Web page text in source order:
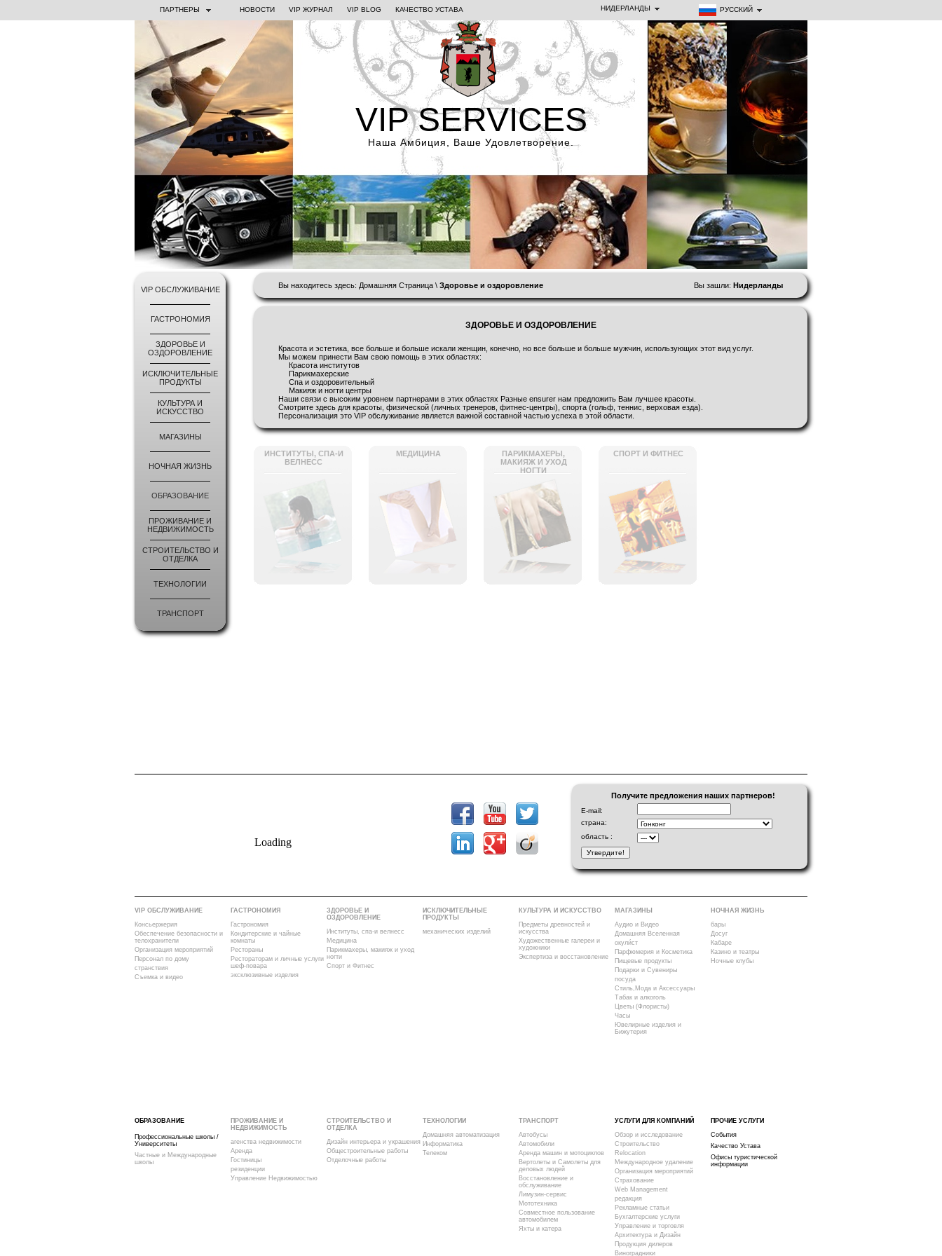
ПАРТНЕРЫ НОВОСТИ VIP ЖУРНАЛ VIP BLOG КАЧЕСТВО УСТАВА РУССКИЙ
НИДЕРЛАНДЫ
VIP SERVICES
Наша Амбиция, Ваше Удовлетворение.
VIP ОБСЛУЖИВАНИЕ
ГАСТРОНОМИЯ
ЗДОРОВЬЕ И
ОЗДОРОВЛЕНИЕ
ИСКЛЮЧИТЕЛЬНЫЕ
ПРОДУКТЫ
КУЛЬТУРА И
ИСКУССТВО
МАГАЗИНЫ
НОЧНАЯ ЖИЗНЬ
ОБРАЗОВАНИЕ
ПРОЖИВАНИЕ И
НЕДВИЖИМОСТЬ
СТРОИТЕЛЬСТВО И
ОТДЕЛКА
ТЕХНОЛОГИИ
ТРАНСПОРТ
Вы зашли: Нидерланды
Вы находитесь здесь: Домашняя Страница \ Здоровье и оздоровление
ЗДОРОВЬЕ И ОЗДОРОВЛЕНИЕ
Красота и эстетика, все больше и больше искали женщин, конечно, но все больше и больше мужчин, использующих этот вид услуг.
Мы можем принести Вам свою помощь в этих областях:
Красота институтов
Парикмахерские
Спа и оздоровительный
Макияж и ногти центры
Наши связи с высоким уровнем партнерами в этих областях Разные ensurer нам предложить Вам лучшее красоты.
Смотрите здесь для красоты, физической (личных тренеров, фитнес-центры), спорта (гольф, теннис, верховая езда).
Персонализация это VIP обслуживание является важной составной частью успеха в этой области.
ИНСТИТУТЫ, СПА-И
ВЕЛНЕСС
МЕДИЦИНА
ПАРИКМАХЕРЫ,
МАКИЯЖ И УХОД
НОГТИ
СПОРТ И ФИТНЕС
Loading
Получите предложения наших партнеров!
E-mail:
страна:
область :
VIP ОБСЛУЖИВАНИЕ
Консьержерия
Обеспечение безопасности и
телохранители
Организация мероприятий
Персонал по дому
странствия
Съемка и видео
ГАСТРОНОМИЯ
Гастрономия
Кондитерские и чайные
комнаты
Рестораны
Рестораторам и личные услуги
шеф-повара
эксклюзивные изделия
ЗДОРОВЬЕ И
ОЗДОРОВЛЕНИЕ
Институты, спа-и велнесс
Медицина
Парикмахеры, макияж и уход
ногти
Спорт и Фитнес
ИСКЛЮЧИТЕЛЬНЫЕ
ПРОДУКТЫ
механических изделий
КУЛЬТУРА И ИСКУССТВО
Предметы древностей и
искусства
Художественные галереи и
художники
Экспертиза и восстановление
МАГАЗИНЫ
Аудио и Видео
Домашняя Вселенная
окули́ст
Парфюмерия и Косметика
Пищевые продукты
Подарки и Сувениры
посуда
Стиль,Мода и Аксессуары
Табак и алкоголь
Цветы (Флористы)
Часы
Ювелирные изделия и
Бижутерия
НОЧНАЯ ЖИЗНЬ
бары
Досуг
Кабаре
Казино и театры
Ночные клубы
ОБРАЗОВАНИЕ
Профессиональные школы /
Университеты
Частные и Международные
школы
ПРОЖИВАНИЕ И
НЕДВИЖИМОСТЬ
агенства недвижимости
Аренда
Гостиницы
резиденции
Управление Недвижимостью
СТРОИТЕЛЬСТВО И
ОТДЕЛКА
Дизайн интерьера и украшения
Общестроительные работы
Отделочные работы
ТЕХНОЛОГИИ
Домашняя автоматизация
Информатика
Телеком
ТРАНСПОРТ
Автобусы
Автомобили
Аренда машин и мотоциклов
Вертолеты и Самолеты для
деловых людей
Восстановление и
обслуживание
Лимузин-сервис
Мототехника
Совместное пользование
автомобилем
Яхты и катера
УСЛУГИ ДЛЯ КОМПАНИЙ
Обзор и исследование
Строительство
Relocation
Международное удаление
Организация мероприятий
Страхование
Web Management
редакция
Рекламные статьи
Бухгалтерские услуги
Управление и торговля
Архитектура и Дизайн
Продукция дилеров
Виноградники
ПРОЧИЕ УСЛУГИ
События
Качество Устава
Офисы туристической
информации